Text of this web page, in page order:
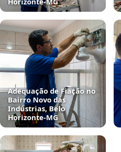
Adequação de Fiação no
Bairro Novo das
Indústrias, Belo
Horizonte‑MG